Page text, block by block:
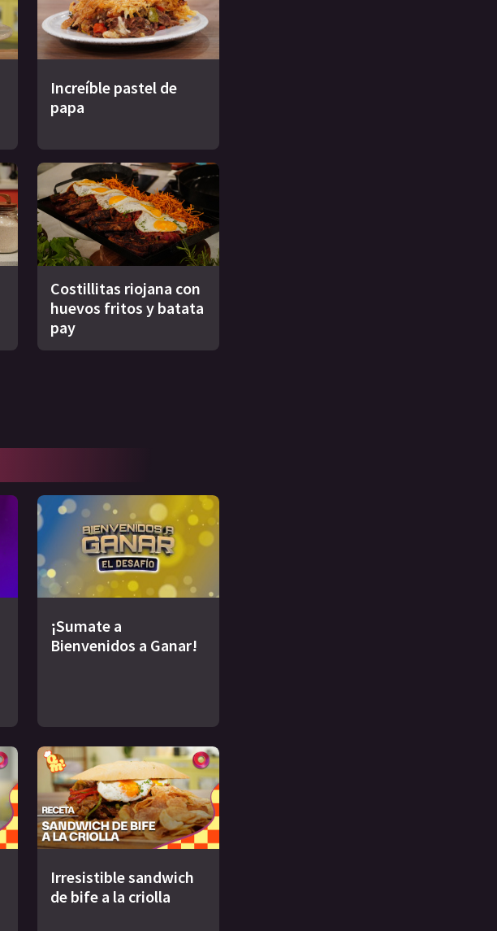
Increíble pastel de
papa
Costillitas riojana con
huevos fritos y batata
pay
¡Sumate a
Bienvenidos a Ganar!
Irresistible sandwich
de bife a la criolla